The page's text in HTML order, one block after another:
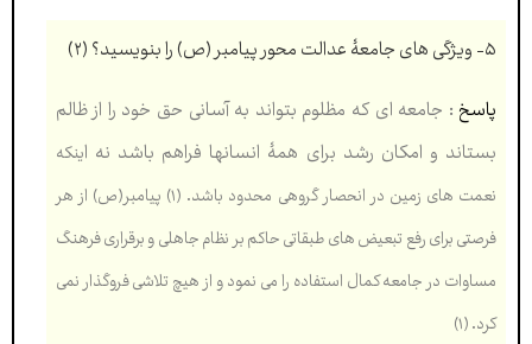
۵- ویژگی های جامعۀ عدالت محور پیامبر (ص) را بنویسید؟
(۲)
پاسخ: جامعه ای که مظلوم بتواند به آسانی حق خود را از ظالم
بستاند و امکان رشد برای همۀ انسانها فراهم باشد نه اینکه
نعمت های زمین در انحصار گروهی محدود باشد. (۱) پیامبر(ص) از هر
فرصتی برای رفع تبعیض هایطبقاتی حاکم بر نظام جاهلی و برقراری فرهنگ
مساوات در جامعه کمال استفاده را می نمود و از هیچ تلاشی فروگذارنمی
کرد. (۱)